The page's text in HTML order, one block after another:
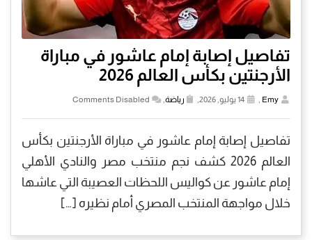
تفاصيل إصابة إمام عاشور في مباراة
الأرجنتين بكأس العالم 2026
Emy
, رياضة,
Comments Disabled
تفاصيل إصابة إمام عاشور في مباراة الأرجنتين بكأس
العالم 2026 كشف نجم منتخب مصر والنادي الأهلي
إمام عاشور عن كواليس اللحظات العصيبة التي عاشها
خلال مواجهة المنتخب المصري أمام نظيره […]